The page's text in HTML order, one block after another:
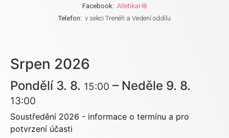
Facebook: AtletikaHB
Telefon: v sekci Trenéři a Vedení oddílu
Srpen 2026
Pondělí 3. 8. 15:00 – Neděle 9. 8.
13:00
Soustředění 2026 - informace o termínu a pro
potvrzení účasti